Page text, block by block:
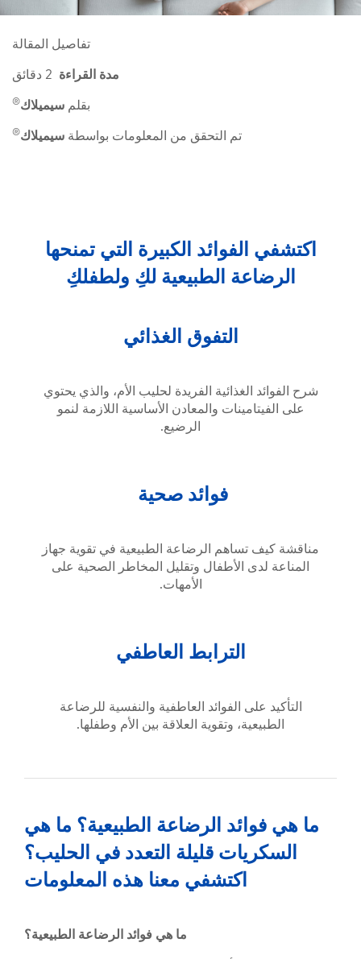
تفاصيل المقالة
مدة القراءة
بقلم سيميلاك®
تم التحقق من المعلومات بواسطة سيميلاك®
اكتشفي الفوائد الكبيرة التي تمنحها
الرضاعة الطبيعية لكِ ولطفلكِ
التفوق الغذائي
شرح الفوائد الغذائية الفريدة لحليب الأم، والذي يحتوي
على الفيتامينات والمعادن الأساسية اللازمة لنمو
الرضيع.
فوائد صحية
مناقشة كيف تساهم الرضاعة الطبيعية في تقوية جهاز
المناعة لدى الأطفال وتقليل المخاطر الصحية على
الأمهات.
الترابط العاطفي
التأكيد على الفوائد العاطفية والنفسية للرضاعة
الطبيعية، وتقوية العلاقة بين الأم وطفلها.
ما هي فوائد الرضاعة الطبيعية؟ ما هي
السكريات قليلة التعدد في الحليب؟
اكتشفي معنا هذه المعلومات
ما هي فوائد الرضاعة الطبيعية؟